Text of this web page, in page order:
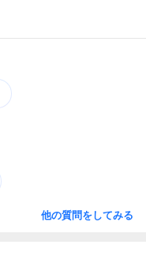
他の質問をしてみる